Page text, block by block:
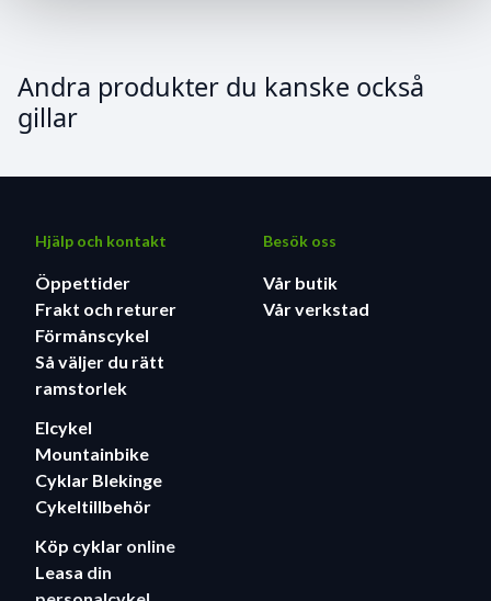
Andra produkter du kanske också
gillar
Hjälp och kontakt
Öppettider
Frakt och returer
Förmånscykel
Så väljer du rätt
ramstorlek
Elcykel
Mountainbike
Cyklar Blekinge
Cykeltillbehör
Köp cyklar online
Leasa din
Besök oss
Vår butik
Vår verkstad